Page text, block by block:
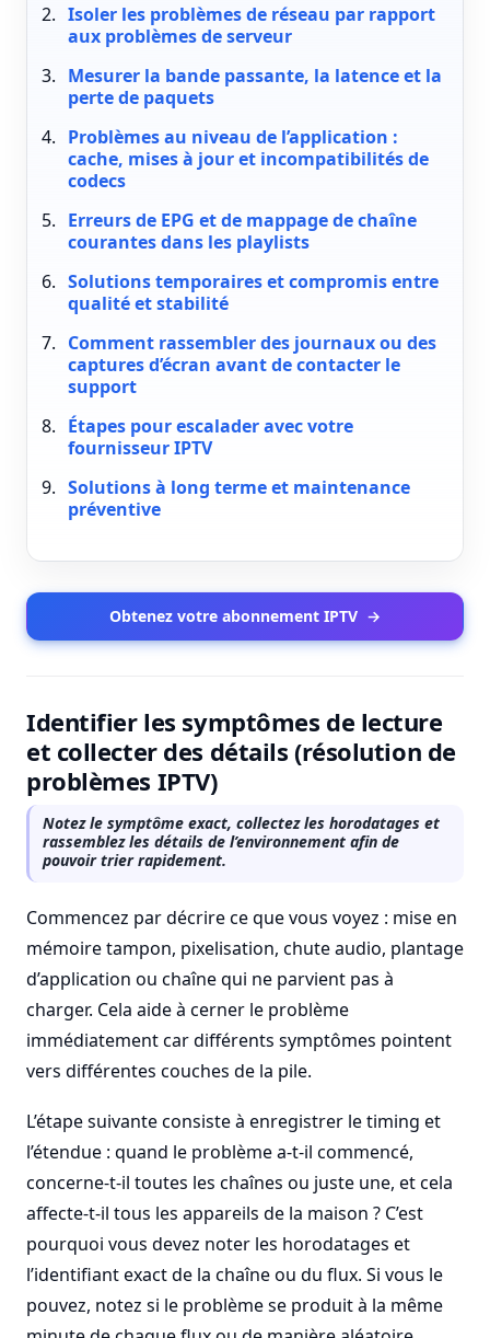
Isoler les problèmes de réseau par rapport
aux problèmes de serveur
Mesurer la bande passante, la latence et la
perte de paquets
Problèmes au niveau de l’application :
cache, mises à jour et incompatibilités de
codecs
Erreurs de EPG et de mappage de chaîne
courantes dans les playlists
Solutions temporaires et compromis entre
qualité et stabilité
Comment rassembler des journaux ou des
captures d’écran avant de contacter le
support
Étapes pour escalader avec votre
fournisseur IPTV
Solutions à long terme et maintenance
préventive
Obtenez votre abonnement IPTV →
Identifier les symptômes de lecture
et collecter des détails (résolution de
problèmes IPTV)
Notez le symptôme exact, collectez les horodatages et
rassemblez les détails de l’environnement afin de
pouvoir trier rapidement.
Commencez par décrire ce que vous voyez : mise en
mémoire tampon, pixelisation, chute audio, plantage
d’application ou chaîne qui ne parvient pas à
charger. Cela aide à cerner le problème
immédiatement car différents symptômes pointent
vers différentes couches de la pile.
L’étape suivante consiste à enregistrer le timing et
l’étendue : quand le problème a-t-il commencé,
concerne-t-il toutes les chaînes ou juste une, et cela
affecte-t-il tous les appareils de la maison ? C’est
pourquoi vous devez noter les horodatages et
l’identifiant exact de la chaîne ou du flux. Si vous le
pouvez, notez si le problème se produit à la même